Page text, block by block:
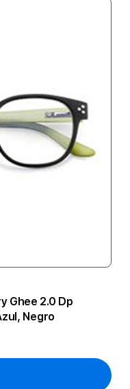
Ghee 2.0 Dp
Negro